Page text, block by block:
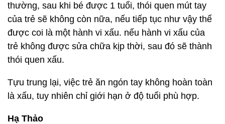
thường, sau khi bé được 1 tuổi, thói quen mút tay
của trẻ sẽ không còn nữa, nếu tiếp tục như vậy thể
được coi là một hành vi xấu. nếu hành vi xấu của
trẻ không được sửa chữa kịp thời, sau đó sẽ thành
thói quen xấu.
Tựu trung lại, việc trẻ ăn ngón tay không hoàn toàn
là xấu, tuy nhiên chỉ giới hạn ở độ tuổi phù hợp.
Hạ Thảo